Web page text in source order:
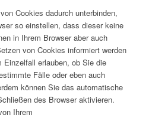
Cookies dadurch unterbinden,
so einstellen, dass dieser keine
in Ihrem Browser aber auch
von Cookies informiert werden
Einzelfall erlauben, ob Sie die
Fälle oder eben auch
können Sie das automatische
des Browser aktivieren.
Ihrem